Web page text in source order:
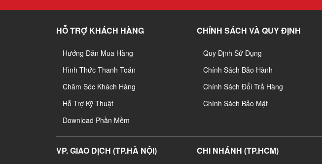
HỖ TRỢ KHÁCH HÀNG
Hướng Dẫn Mua Hàng
Hình Thức Thanh Toán
Chăm Sóc Khách Hàng
Hỗ Trợ Kỹ Thuật
Download Phần Mềm
CHÍNH SÁCH VÀ QUY ĐỊNH
Quy Định Sử Dụng
Chính Sách Bảo Hành
Chính Sách Đổi Trả Hàng
Chính Sách Bảo Mật
VP. GIAO DỊCH (TP.HÀ NỘI)
CHI NHÁNH (TP.HCM)